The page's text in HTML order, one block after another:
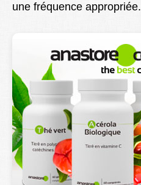
une fréquence appropriée.